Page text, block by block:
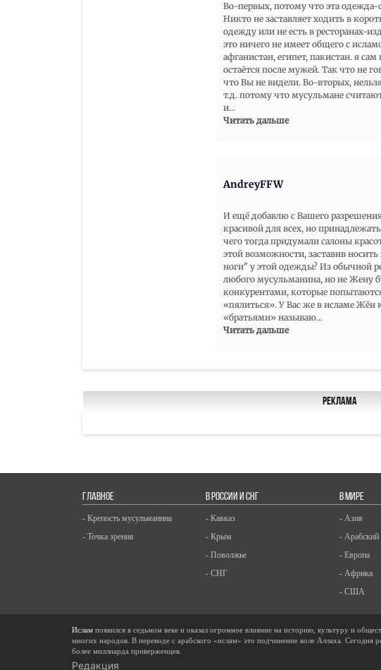
Во-первых, потому что эта
Никто не заставляет ходить в
одежду или не есть в ресторанах-
это ничего не имеет общего с
афганистан, египет, пакистан. я
остаётся после мужей. Так что не
что Вы не видели. Во-вторых,
т.д. потому что мусульмане
и...
Читать дальше
AndreyFFW
И ещё добавлю с Вашего
красивой для всех, но
чего тогда придумали салоны
этой возможности, заставив
ноги" у этой одежды? Из обычной
любого мусульманина, но не Жену
конкурентами, которые
«пялиться». У Вас же в исламе
«братьями» называю...
Читать дальше
Реклама
ГЛАВНОЕ
- Крепость мусульманина
- Точка зрения
В РОССИИ И СНГ
- Кавказ
- Крым
- Поволжье
- СНГ
В МИРЕ
- Азия
-
- Европа
- Африка
- США
Ислам появился в седьмом веке и оказал огромное влияние на историю, культуру и
многих народов. В переводе с арабского «ислам» это подчинение воле Аллаха. Сегодня
более миллиарда приверженцев.
Редакция